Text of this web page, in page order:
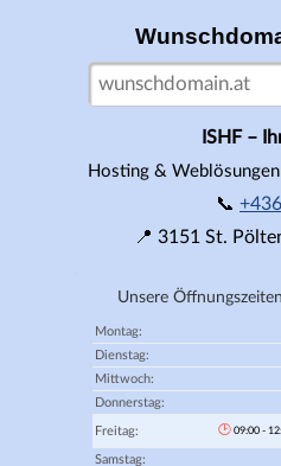
Unsere
Montag:
Dienstag:
Mittwoch:
Donnerstag:
Freitag: 🕑 09:00 -
Samstag:
ISHF –
Hosting &
📞
📍 3151 St.